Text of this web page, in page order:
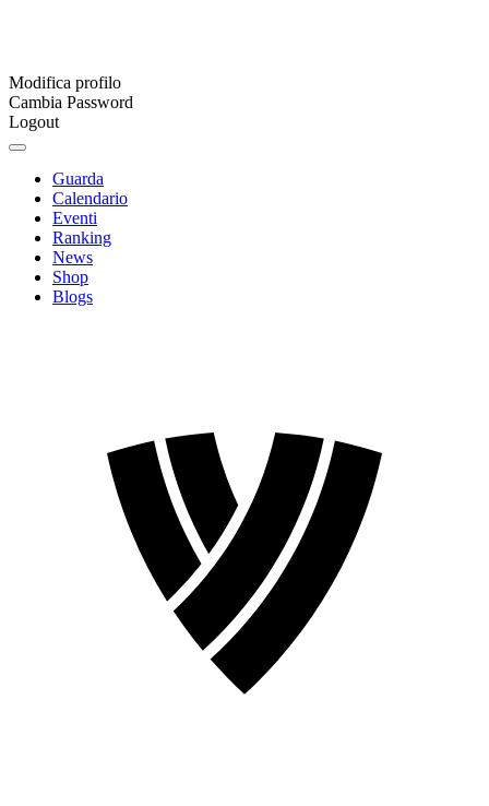
Modifica profilo
Cambia Password
Logout
Guarda
Calendario
Eventi
Ranking
News
Shop
Blogs